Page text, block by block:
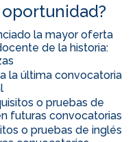
la mayor oferta
de la historia:
la última convocatoria
o pruebas de
futuras convocatorias
o pruebas de inglés